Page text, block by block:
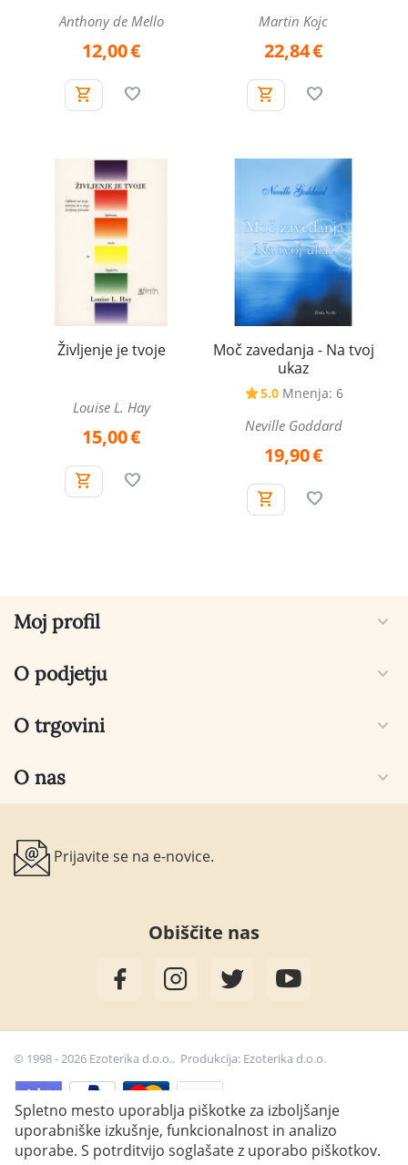
26,90 € Dodaj v košarico
Anthony de Mello
12,00€
Martin Kojc
22,84€
Življenje je tvoje
Louise L. Hay
15,00€
Moč zavedanja - Na tvoj
ukaz
5.0 Mnenja: 6
Neville Goddard
19,90€
Moj profil
O podjetju
O trgovini
O nas
Prijavite se na e-novice.
Obiščite nas
© 1998 - 2026 Ezoterika d.o.o.. Produkcija: Ezoterika d.o.o.
Spletno mesto uporablja piškotke za izboljšanje
uporabniške izkušnje, funkcionalnost in analizo
uporabe. S potrditvijo soglašate z uporabo piškotkov.